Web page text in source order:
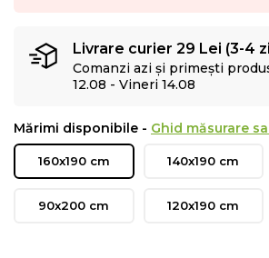
Livrare curier 29 Lei (3-4
Comanzi azi și primești
12.08 - Vineri 14.08
Mărimi disponibile - Ghid măsurare
160x190 cm 140x190 cm
90x200 cm 120x190 cm